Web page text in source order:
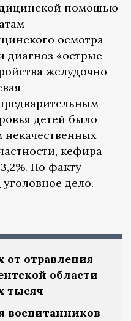
помощью
осмотра
диагноз «острые
желудочно-
детей было
некачественных
кефира
По факту
уголовное дело.
от отравления
области
тысяч
воспитанников